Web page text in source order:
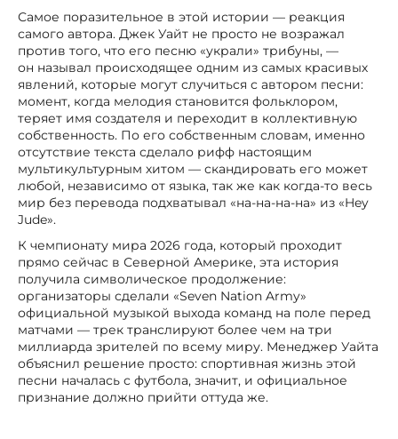
Самое поразительное в этой истории — реакция
самого автора. Джек Уайт не просто не возражал
против того, что его песню «украли» трибуны, —
он называл происходящее одним из самых красивых
явлений, которые могут случиться с автором песни:
момент, когда мелодия становится фольклором,
теряет имя создателя и переходит в коллективную
собственность. По его собственным словам, именно
отсутствие текста сделало рифф настоящим
мультикультурным хитом — скандировать его может
любой, независимо от языка, так же как когда-то весь
мир без перевода подхватывал «на-на-на-на» из «Hey
Jude».
К чемпионату мира 2026 года, который проходит
прямо сейчас в Северной Америке, эта история
получила символическое продолжение:
организаторы сделали «Seven Nation Army»
официальной музыкой выхода команд на поле перед
матчами — трек транслируют более чем на три
миллиарда зрителей по всему миру. Менеджер Уайта
объяснил решение просто: спортивная жизнь этой
песни началась с футбола, значит, и официальное
признание должно прийти оттуда же.